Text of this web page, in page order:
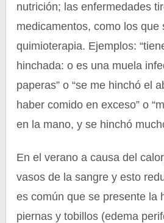
nutrición; las enfermedades
medicamentos, como los que
quimioterapia. Ejemplos:
hinchada: o es una muela
paperas” o “se me hinchó el
haber comido en exceso” o
en la mano, y se hinchó
En el verano a causa del
vasos de la sangre y esto
es común que se presente la
piernas y tobillos (edema